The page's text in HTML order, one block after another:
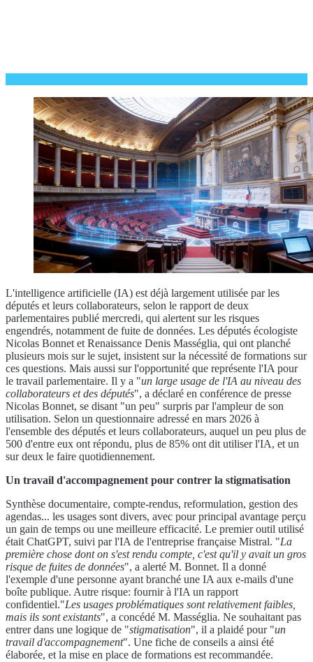
L'intelligence artificielle (IA) est déjà largement utilisée par les
députés et leurs collaborateurs, selon le rapport de deux
parlementaires publié mercredi, qui alertent sur les risques
engendrés, notamment de fuite de données. Les députés écologiste
Nicolas Bonnet et Renaissance Denis Masséglia, qui ont planché
plusieurs mois sur le sujet, insistent sur la nécessité de formations sur
ces questions. Mais aussi sur l'opportunité que représente l'IA pour
le travail parlementaire. Il y a "un large usage de l'IA au niveau des
collaborateurs et des députés", a déclaré en conférence de presse
Nicolas Bonnet, se disant "un peu" surpris par l'ampleur de son
utilisation. Selon un questionnaire adressé en mars 2026 à
l'ensemble des députés et leurs collaborateurs, auquel un peu plus de
500 d'entre eux ont répondu, plus de 85% ont dit utiliser l'IA, et un
sur deux le faire quotidiennement.
Un travail d'accompagnement pour contrer la stigmatisation
Synthèse documentaire, compte-rendus, reformulation, gestion des
agendas... les usages sont divers, avec pour principal avantage perçu
un gain de temps ou une meilleure efficacité. Le premier outil utilisé
était ChatGPT, suivi par l'IA de l'entreprise française Mistral. "La
première chose dont on s'est rendu compte, c'est qu'il y avait un gros
risque de fuites de données", a alerté M. Bonnet. Il a donné
l'exemple d'une personne ayant branché une IA aux e-mails d'une
boîte publique. Autre risque: fournir à l'IA un rapport
confidentiel."Les usages problématiques sont relativement faibles,
mais ils sont existants", a concédé M. Masséglia. Ne souhaitant pas
entrer dans une logique de "stigmatisation", il a plaidé pour "un
travail d'accompagnement". Une fiche de conseils a ainsi été
élaborée, et la mise en place de formations est recommandée.